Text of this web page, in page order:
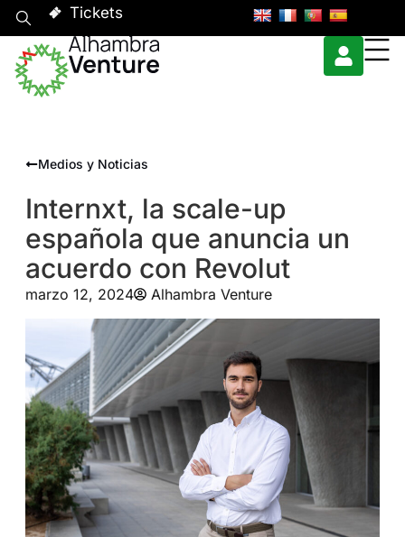
Tickets
Medios y Noticias
Internxt, la scale-up
española que anuncia un
acuerdo con Revolut
marzo 12, 2024 Alhambra Venture